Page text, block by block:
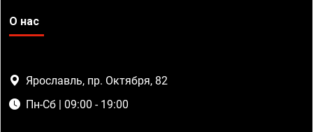
О нас
Ярославль, пр. Октября, 82
Пн-Сб | 09:00 - 19:00